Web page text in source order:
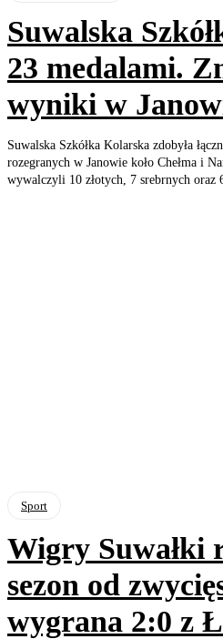
Suwalska
23 medalami.
wyniki w
Suwalska Szkółka Kolarska zdobyła
rozegranych w Janowie koło Chełma i
wywalczyli 10 złotych, 7 srebrnych oraz
Sport
Wigry Suwałki
sezon od
wygrana 2:0 z